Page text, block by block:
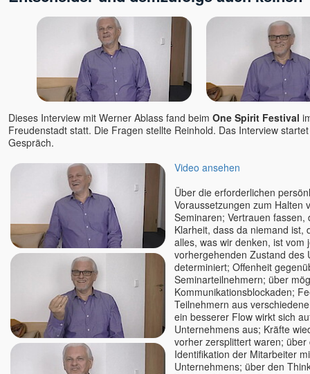
Dieses Interview mit Werner Ablass fand beim One Spirit Festival
Freudenstadt statt. Die Fragen stellte Reinhold. Das Interview
Gespräch.
Video ansehen
Über die erforderlichen
Voraussetzungen zum Halten
Seminaren; Vertrauen fassen,
Klarheit, dass da niemand ist,
alles, was wir denken, ist vom
vorhergehenden Zustand des
determiniert; Offenheit
Seminarteilnehmern; über
Kommunikationsblockaden;
Teilnehmern aus
ein besserer Flow wirkt sich
Unternehmens aus; Kräfte
vorher zersplittert waren;
Identifikation der Mitarbeiter
Unternehmens; über den